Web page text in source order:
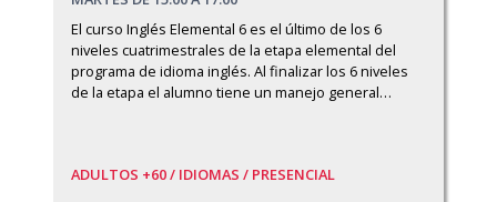
El curso Inglés Elemental 6 es el último de los 6
niveles cuatrimestrales de la etapa elemental del
programa de idioma inglés. Al finalizar los 6 niveles
de la etapa el alumno tiene un manejo general…
ADULTOS +60 / IDIOMAS / PRESENCIAL